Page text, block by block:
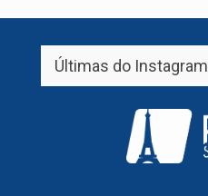
Últimas do Instagram